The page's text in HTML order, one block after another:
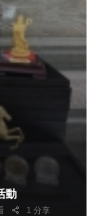
動
1 分享